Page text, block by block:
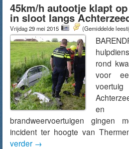
45km/h autootje klapt
in sloot langs
Vrijdag 29 mei 2015 (Gemiddelde
rond
voor
en
brandweervoertuigen gingen
incident ter hoogte van
verder →